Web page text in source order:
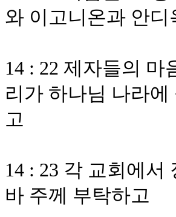
와 이고니온과 안
14 : 22 제자들의
리가 하나님 나라
고
14 : 23 각 교회에
바 주께 부탁하고